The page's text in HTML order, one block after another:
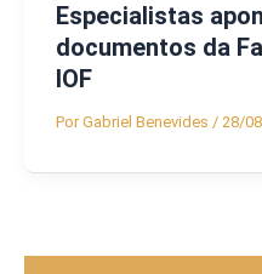
Especialistas
documentos da
IOF
PorGabriel Benevides / 28/